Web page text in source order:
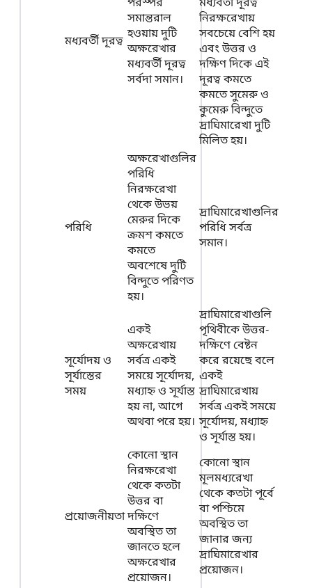
মধ্যবর্তী দূরত্ব
পরস্পর
সমান্তরাল
হওয়ায় দুটি
অক্ষরেখার
মধ্যবর্তী দূরত্ব
সর্বদা সমান।
মধ্যবর্তী দূরত্ব
নিরক্ষরেখায়
সবচেয়ে বেশি হয়
এবং উত্তর ও
দক্ষিণ দিকে এই
দূরত্ব কমতে
কমতে সুমেরু ও
কুমেরু বিন্দুতে
দ্রাঘিমারেখা দুটি
মিলিত হয়।
পরিধি
অক্ষরেখাগুলির
পরিধি
নিরক্ষরেখা
থেকে উভয়
মেরুর দিকে
ক্রমশ কমতে
কমতে
অবশেষে দুটি
বিন্দুতে পরিণত
হয়।
দ্রাঘিমারেখাগুলির
পরিধি সর্বত্র
সমান।
সূর্যোদয় ও
সূর্যাস্তের
সময়
একই
অক্ষরেখায়
সর্বত্র একই
সময়ে সূর্যোদয়,
মধ্যাহ্ন ও সূর্যাস্ত
হয় না, আগে
অথবা পরে হয়।
দ্রাঘিমারেখাগুলি
পৃথিবীকে উত্তর-
দক্ষিণে বেষ্টন
করে রয়েছে বলে
একই
দ্রাঘিমারেখায়
সর্বত্র একই সময়ে
সূর্যোদয়, মধ্যাহ্ন
ও সূর্যাস্ত হয়।
প্রয়োজনীয়তা
কোনো স্থান
নিরক্ষরেখা
থেকে কতটা
উত্তর বা
দক্ষিণে
অবস্থিত তা
জানতে হলে
অক্ষরেখার
প্রয়োজন।
কোনো স্থান
মূলমধ্যরেখা
থেকে কতটা পূর্বে
বা পশ্চিমে
অবস্থিত তা
জানার জন্য
দ্রাঘিমারেখার
প্রয়োজন।